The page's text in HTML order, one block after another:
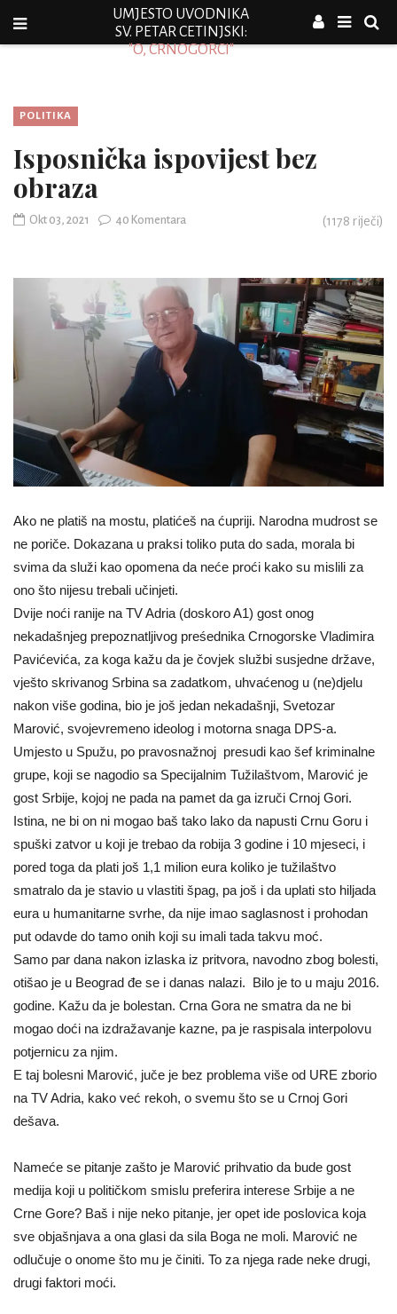
UMJESTO UVODNIKA
SV. PETAR CETINJSKI:
"O, CRNOGORCI"
POLITIKA
Isposnička ispovijest bez
obraza
Okt 03, 2021 40 Komentara (1178 riječi)
Ako ne platiš na mostu, platićeš na ćupriji. Narodna mudrost se
ne poriče. Dokazana u praksi toliko puta do sada, morala bi
svima da služi kao opomena da neće proći kako su mislili za
ono što nijesu trebali učinjeti.
Dvije noći ranije na TV Adria (doskoro A1) gost onog
nekadašnjeg prepoznatljivog preśednika Crnogorske Vladimira
Pavićevića, za koga kažu da je čovjek službi susjedne države,
vješto skrivanog Srbina sa zadatkom, uhvaćenog u (ne)djelu
nakon više godina, bio je još jedan nekadašnji, Svetozar
Marović, svojevremeno ideolog i motorna snaga DPS-a.
Umjesto u Spužu, po pravosnažnoj presudi kao šef kriminalne
grupe, koji se nagodio sa Specijalnim Tužilaštvom, Marović je
gost Srbije, kojoj ne pada na pamet da ga izruči Crnoj Gori.
Istina, ne bi on ni mogao baš tako lako da napusti Crnu Goru i
spuški zatvor u koji je trebao da robija 3 godine i 10 mjeseci, i
pored toga da plati još 1,1 milion eura koliko je tužilaštvo
smatralo da je stavio u vlastiti špag, pa još i da uplati sto hiljada
eura u humanitarne svrhe, da nije imao saglasnost i prohodan
put odavde do tamo onih koji su imali tada takvu moć.
Samo par dana nakon izlaska iz pritvora, navodno zbog bolesti,
otišao je u Beograd đe se i danas nalazi. Bilo je to u maju 2016.
godine. Kažu da je bolestan. Crna Gora ne smatra da ne bi
mogao doći na izdražavanje kazne, pa je raspisala interpolovu
potjernicu za njim.
E taj bolesni Marović, juče je bez problema više od URE zborio
na TV Adria, kako već rekoh, o svemu što se u Crnoj Gori
dešava.
Nameće se pitanje zašto je Marović prihvatio da bude gost
medija koji u političkom smislu preferira interese Srbije a ne
Crne Gore? Baš i nije neko pitanje, jer opet ide poslovica koja
sve objašnjava a ona glasi da sila Boga ne moli. Marović ne
odlučuje o onome što mu je činiti. To za njega rade neke drugi,
drugi faktori moći.